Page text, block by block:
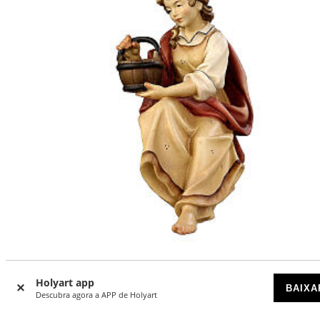
Holyart app
Descubra agora a APP de Holyart
Pastorinha para fontanário presépio Mahlnecht de 9,5 cm
madeira pintada Val Gardena